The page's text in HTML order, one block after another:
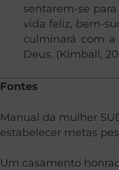
sentarem-se
vida feliz, bem-
culminará com
Deus. (Kimball,
Fontes
Manual da mulher
estabelecer metas
Um casamento